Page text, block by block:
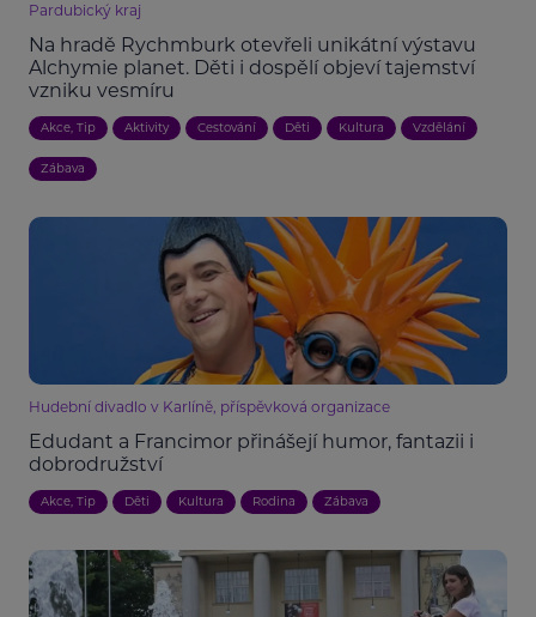
Pardubický kraj
Na hradě Rychmburk otevřeli unikátní výstavu
Alchymie planet. Děti i dospělí objeví tajemství
vzniku vesmíru
Akce, Tip Aktivity Cestování Děti Kultura Vzdělání
Zábava
Hudební divadlo v Karlíně, příspěvková organizace
Edudant a Francimor přinášejí humor, fantazii i
dobrodružství
Akce, Tip Děti Kultura Rodina Zábava